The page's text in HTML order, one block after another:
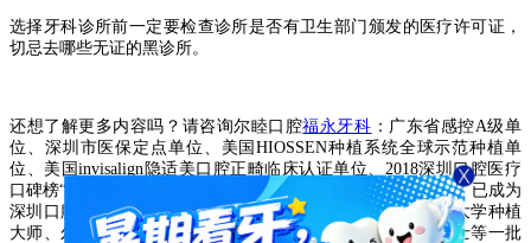
选择牙科诊所前一定要检查诊所是否有卫生部门颁发的医疗许可证，
切忌去哪些无证的黑诊所。
还想了解更多内容吗？请咨询尔睦口腔福永牙科 ：广东省感控A级单
位、深圳市医保定点单位、美国HIOSSEN种植系统全球示范种植单
位、美国invisalign隐适美口腔正畸临床认证单位、2018深圳口腔医疗
口碑榜“受市民喜爱口腔医疗机构”，始创于2002年，历经16载，已成为
深圳口腔行业领先的医疗管理公司。医生团队由美国南加州大学种植
大师、尔睦口腔品牌创始人肖步挺领衔，团队拥有博士、硕士等一批